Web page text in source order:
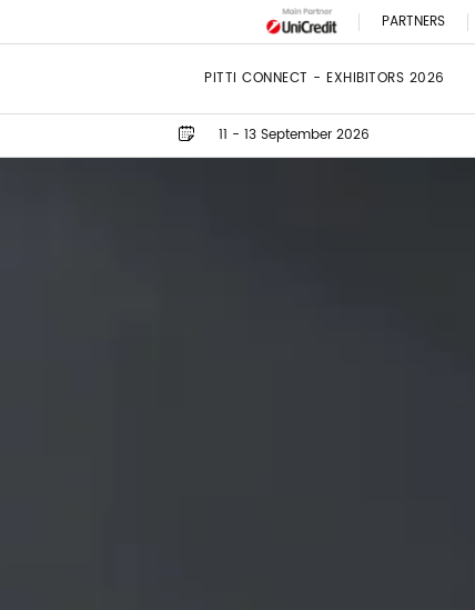
PARTNERS
PITTI CONNECT - EXHIBITORS 2026
11 - 13 September 2026